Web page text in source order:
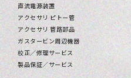
直流電源装置
アクセサリ ピトー管
アクセサリ 管路部品
ガスタービン周辺機器
校正／修理サービス
製品保証／サービス